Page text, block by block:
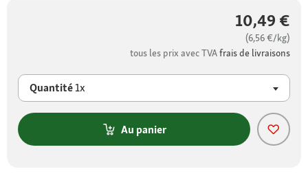
10,49 €
(6,56 €/kg)
tous les prix avec TVAfrais de livraisons
Quantité1x
Au panier